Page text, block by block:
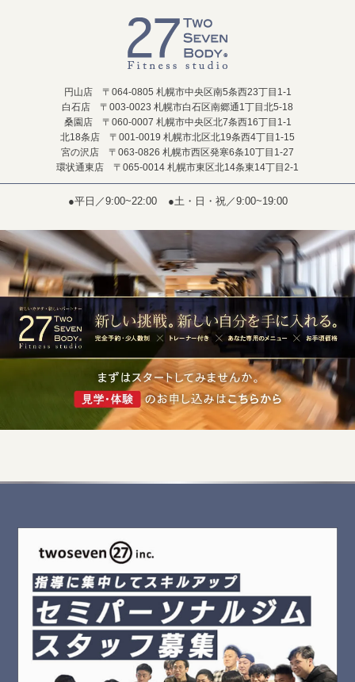
円山店 〒064-0805 札幌市中央区南5条西23丁目1-1
白石店 〒003-0023 札幌市白石区南郷通1丁目北5-18
桑園店 〒060-0007 札幌市中央区北7条西16丁目1-1
北18条店 〒001-0019 札幌市北区北19条西4丁目1-15
宮の沢店 〒063-0826 札幌市西区発寒6条10丁目1-27
環状通東店 〒065-0014 札幌市東区北14条東14丁目2-1
●平日／9:00~22:00 ●土・日・祝／9:00~19:00